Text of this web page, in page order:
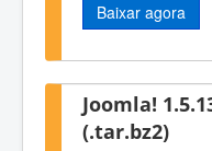
Baixar agora
Joomla!
(.tar.bz2)